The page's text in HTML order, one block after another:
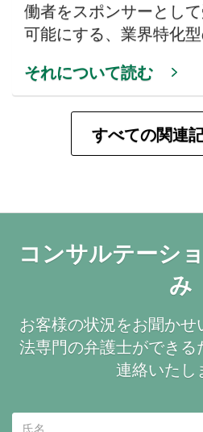
働者をスポンサーとし
可能にする、業界特化型
それについて読む
すべての関連
コンサルテーシ
み
お客様の状況をお聞か
法専門の弁護士ができ
連絡いたし